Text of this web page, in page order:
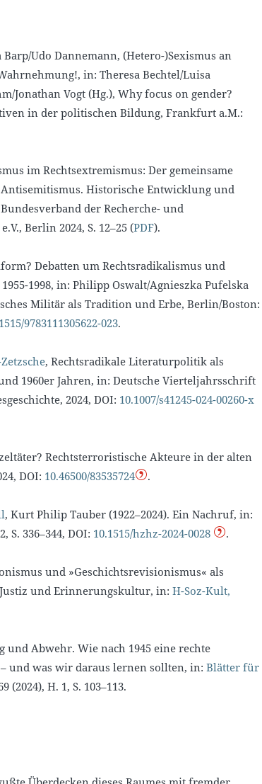
Barp/Udo Dannemann, (Hetero-)Sexismus an
in: Theresa Bechtel/Luisa
Jonathan Vogt (Hg.), Why focus on gender?
in der politischen Bildung, Frankfurt a.M.:
im Rechtsextremismus: Der gemeinsame
Historische Entwicklung und
der Recherche- und
Berlin 2024, S. 12–25 (PDF).
Debatten um Rechtsradikalismus und
1998, in: Philipp Oswalt/Agnieszka Pufelska
Militär als Tradition und Erbe, Berlin/Boston:
9783111305622-023.
, Rechtsradikale Literaturpolitik als
1960er Jahren, in: Deutsche Vierteljahrsschrift
2024, DOI: 10.1007/s41245-024-00260-x
Rechtsterroristische Akteure in der alten
DOI: 10.46500/83535724 .
, Kurt Philip Tauber (1922–2024). Ein Nachruf, in:
S. 336–344, DOI: 10.1515/hzhz-2024-0028 .
und »Geschichtsrevisionismus« als
und Erinnerungskultur, in: H-Soz-Kult,
und Abwehr. Wie nach 1945 eine rechte
und was wir daraus lernen sollten, in: Blätter für
(2024), H. 1, S. 103–113.